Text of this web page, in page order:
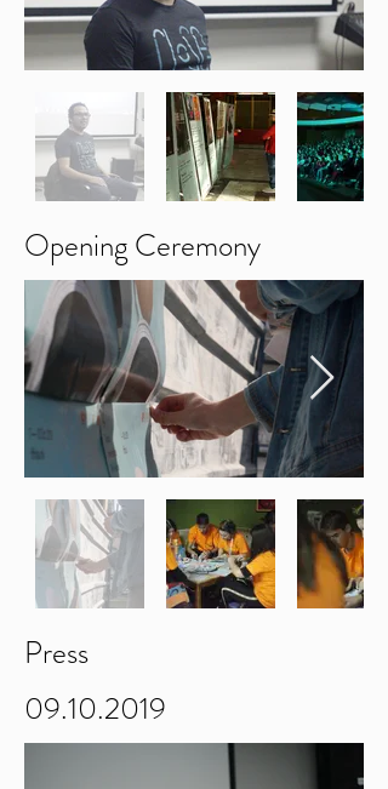
Opening Ceremony
Press
09.10.2019